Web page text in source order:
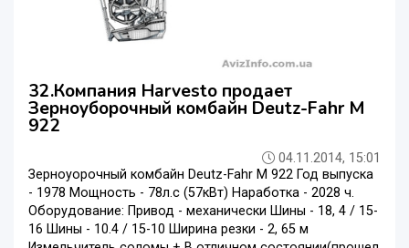
32.Компания Harvesto продает
Зерноуборочный комбайн Deutz-Fahr M
922
04.11.2014, 15:01
Зерноуорочный комбайн Deutz-Fahr M 922 Год выпуска
- 1978 Мощность - 78л.с (57кВт) Наработка - 2028 ч.
Оборудование: Привод - механически Шины - 18, 4 / 15-
16 Шины - 10.4 / 15-10 Ширина резки - 2, 65 м